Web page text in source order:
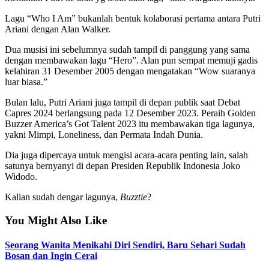
Lagu “Who I Am” bukanlah bentuk kolaborasi pertama antara Putri
Ariani dengan Alan Walker.
Dua musisi ini sebelumnya sudah tampil di panggung yang sama
dengan membawakan lagu “Hero”. Alan pun sempat memuji gadis
kelahiran 31 Desember 2005 dengan mengatakan “Wow suaranya
luar biasa.”
Bulan lalu, Putri Ariani juga tampil di depan publik saat Debat
Capres 2024 berlangsung pada 12 Desember 2023. Peraih Golden
Buzzer America’s Got Talent 2023 itu membawakan tiga lagunya,
yakni Mimpi, Loneliness, dan Permata Indah Dunia.
Dia juga dipercaya untuk mengisi acara-acara penting lain, salah
satunya bernyanyi di depan Presiden Republik Indonesia Joko
Widodo.
Kalian sudah dengar lagunya, Buzztie?
You Might Also Like
Seorang Wanita Menikahi Diri Sendiri, Baru Sehari Sudah
Bosan dan Ingin Cerai